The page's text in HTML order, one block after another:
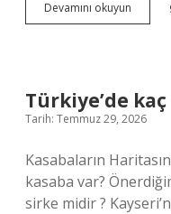
Devamını okuyun
gün
2025
?
Türkiye’de
Tarih: Temmuz 29, 2026
Kasabaların
kasaba var?
sirke midir ?